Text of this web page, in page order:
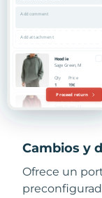
Cambios y
Ofrece un